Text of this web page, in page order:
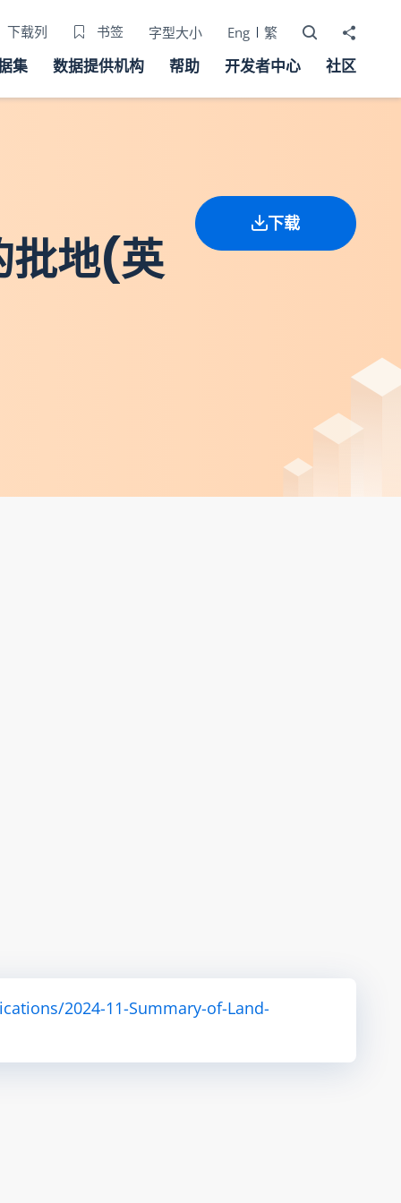
下载列 书签 字型大小 Eng 繁 打开搜寻器
分享至
集 数据提供机构 帮助 开发者中心 社区
批地(英
下载
2024-11-Summary-of-Land-